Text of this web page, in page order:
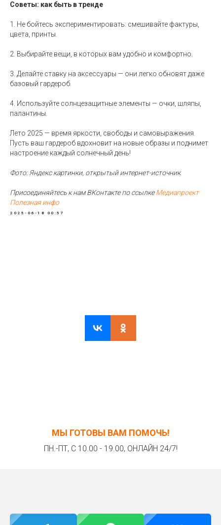
Советы: как быть в тренде
1. Не бойтесь экспериментировать: смешивайте фактуры,
цвета, принты.
2. Выбирайте вещи, в которых вам удобно и комфортно.
3. Делайте ставку на аксессуары — они легко обновят даже
базовый гардероб.
4. Используйте солнцезащитные элементы — очки, шляпы,
палантины.
Лето 2025 — время яркости, свободы и самовыражения.
Пусть ваш гардероб вдохновит на новые образы и поднимет
настроение каждый солнечный день!
Фото: Яндекс картинки, открытый интернет-источник
Присоединяйтесь к нам ВКонтакте по ссылкеМедиапроект
Полезная инфо
2025-06-18 00:57
МЫ ГОТОВЫ ВАМ ПОМОЧЬ!
ПН.-ПТ, С 10.00 - 19.00, ОНЛАЙН 24/7!